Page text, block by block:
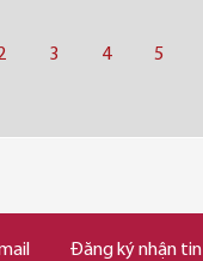
3 4 5
Đăng ký nhận tin